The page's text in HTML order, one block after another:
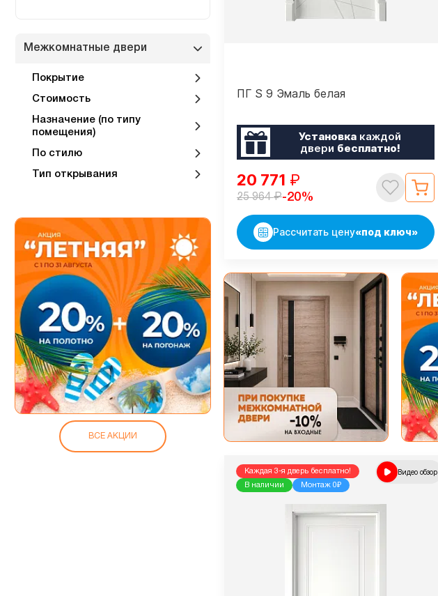
Межкомнатные двери
Покрытие
Стоимость
Назначение (по типу
помещения)
По стилю
Тип открывания
ВСЕ АКЦИИ
ПГ S 9 Эмаль белая
Установка каждой
двери бесплатно!
20 771 ₽
25 964₽-20%
Рассчитать цену«под ключ»
Каждая 3-я дверь бесплатно!
В наличии
Монтаж 0₽
Видео обзор